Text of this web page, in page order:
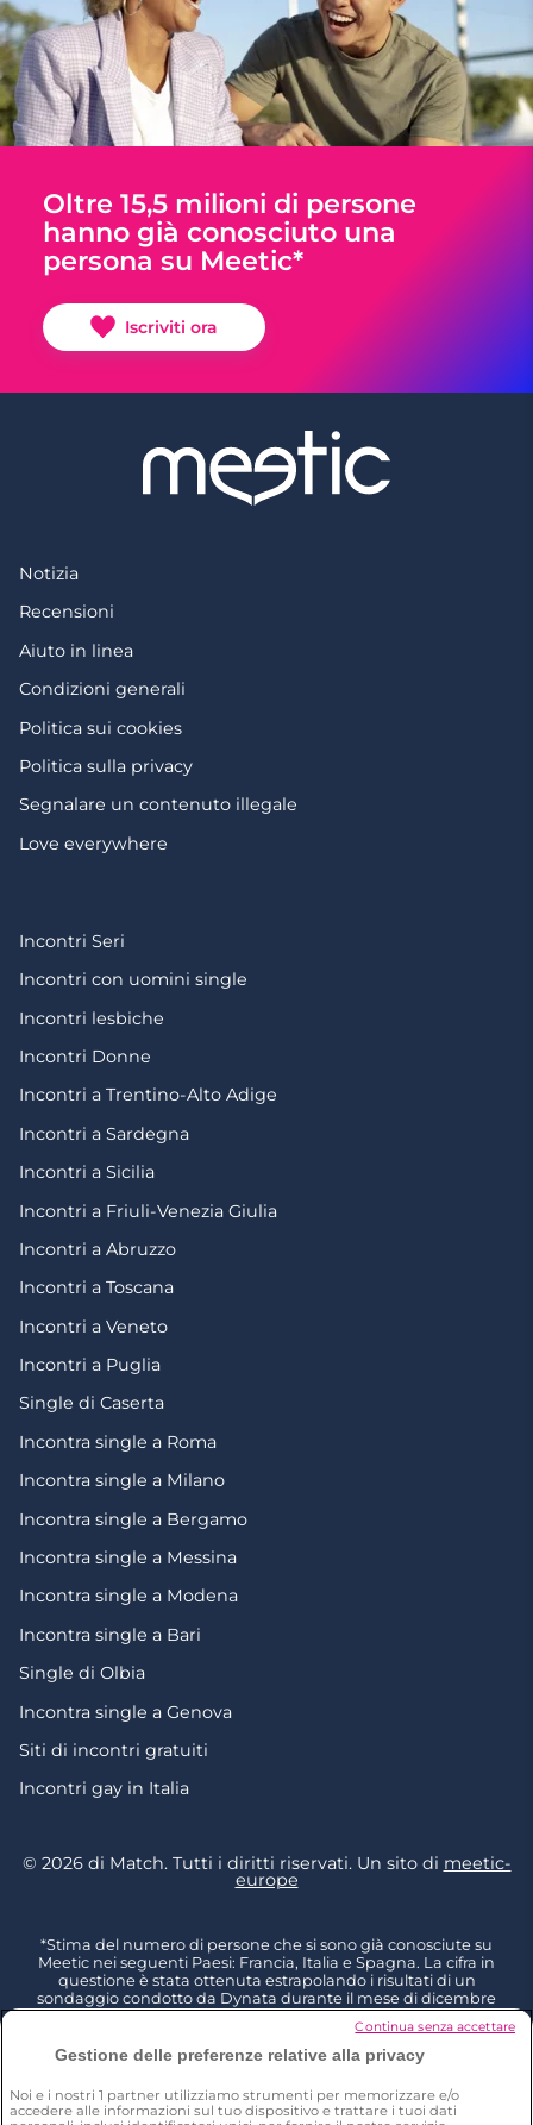
Oltre 15,5 milioni di persone
hanno già conosciuto una
persona su Meetic*
Iscriviti ora
Notizia
Recensioni
Aiuto in linea
Condizioni generali
Politica sui cookies
Politica sulla privacy
Segnalare un contenuto illegale
Love everywhere
Incontri Seri
Incontri con uomini single
Incontri lesbiche
Incontri Donne
Incontri a Trentino-Alto Adige
Incontri a Sardegna
Incontri a Sicilia
Incontri a Friuli-Venezia Giulia
Incontri a Abruzzo
Incontri a Toscana
Incontri a Veneto
Incontri a Puglia
Single di Caserta
Incontra single a Roma
Incontra single a Milano
Incontra single a Bergamo
Incontra single a Messina
Incontra single a Modena
Incontra single a Bari
Single di Olbia
Incontra single a Genova
Siti di incontri gratuiti
Incontri gay in Italia
© 2026 di Match. Tutti i diritti riservati. Un sito di meetic-
europe
*Stima del numero di persone che si sono già conosciute su
Meetic nei seguenti Paesi: Francia, Italia e Spagna. La cifra in
questione è stata ottenuta estrapolando i risultati di un
sondaggio condotto da Dynata durante il mese di dicembre
2023, intervistando 6011 persone residenti in Francia, Italia e
Spagna con più di 18 anni di età e poi rapportandoli al totale
della popolazione dello stesso gruppo di età (Fonte: Eurostat
2023). I risultati di questo studio indicano che il 15% delle persone
intervistate in Francia, il 12% in Italia e il 10% in Spagna ha
dichiarato di aver già conosciuto una persona su Meetic. D: Hai
Gestione delle preferenze relative alla privacy
Noi e i nostri 1 partner utilizziamo strumenti per memorizzare e/o
accedere alle informazioni sul tuo dispositivo e trattare i tuoi dati
Continua senza accettare